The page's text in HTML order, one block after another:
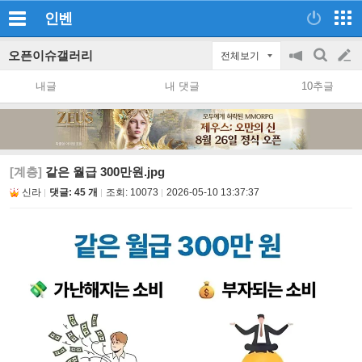
인벤
오픈이슈갤러리 전체보기
공
지
on/off
검
색
글
쓰
내글 내 댓글 10추글
[계층] 같은 월급 300만원.jpg
신라 댓글: 45 개 조회: 10073 2026-05-10 13:37:37